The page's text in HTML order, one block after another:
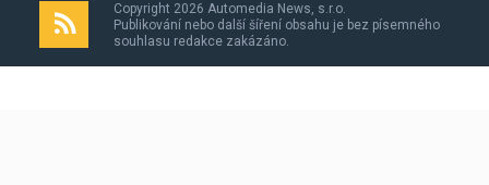
Copyright 2026 Automedia News, s.r.o.
Publikování nebo další šíření obsahu je bez písemného
souhlasu redakce zakázáno.